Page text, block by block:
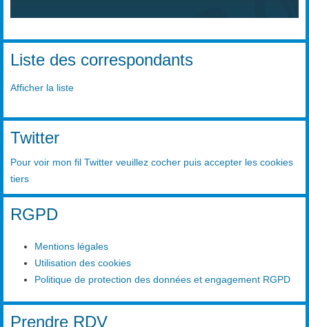
Liste des correspondants
Afficher la liste
Twitter
Pour voir mon fil Twitter veuillez cocher puis accepter les cookies
tiers
RGPD
Mentions légales
Utilisation des cookies
Politique de protection des données et engagement RGPD
Prendre RDV